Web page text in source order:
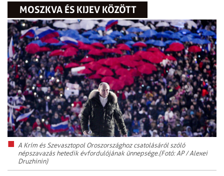
MOSZKVA ÉS KIJEV KÖZÖTT
A Krím és Szevasztopol Oroszországhoz csatolásáról szóló
népszavazás hetedik évfordulójának ünnepsége.(Fotó: AP / Alexei
Druzhinin)